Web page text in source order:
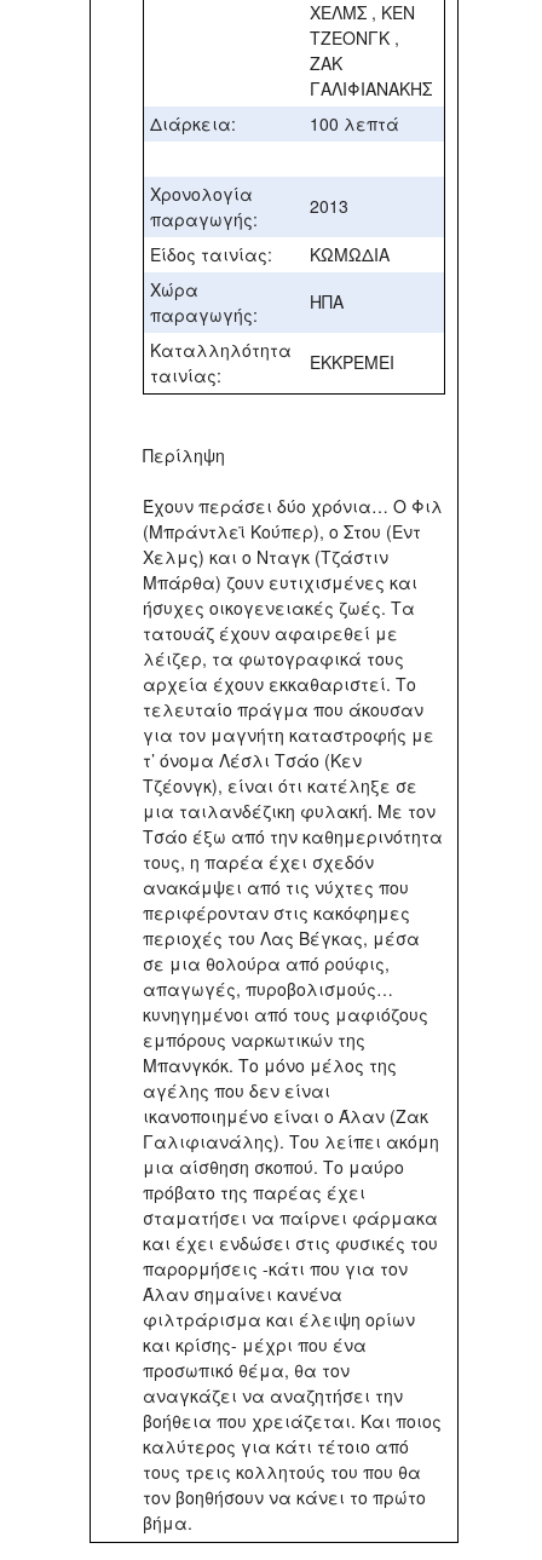
ΧΕΛΜΣ , ΚΕΝ
ΤΖΕΟΝΓΚ ,
ΖΑΚ
ΓΑΛΙΦΙΑΝΑΚΗΣ
Διάρκεια:
100 λεπτά
Χρονολογία
παραγωγής:
2013
Είδος ταινίας:
KΩΜΩΔΙΑ
Χώρα
παραγωγής:
ΗΠΑ
Καταλληλότητα
ταινίας:
ΕΚΚΡΕΜΕΙ
Περίληψη
Έχουν περάσει δύο χρόνια… Ο Φιλ
(Μπράντλεϊ Κούπερ), ο Στου (Εντ
Χελμς) και ο Νταγκ (Τζάστιν
Μπάρθα) ζουν ευτιχισμένες και
ήσυχες οικογενειακές ζωές. Τα
τατουάζ έχουν αφαιρεθεί με
λέιζερ, τα φωτογραφικά τους
αρχεία έχουν εκκαθαριστεί. Το
τελευταίο πράγμα που άκουσαν
για τον μαγνήτη καταστροφής με
τ’ όνομα Λέσλι Τσάο (Κεν
Τζέονγκ), είναι ότι κατέληξε σε
μια ταιλανδέζικη φυλακή. Με τον
Τσάο έξω από την καθημερινότητα
τους, η παρέα έχει σχεδόν
ανακάμψει από τις νύχτες που
περιφέρονταν στις κακόφημες
περιοχές του Λας Βέγκας, μέσα
σε μια θολούρα από ρούφις,
απαγωγές, πυροβολισμούς…
κυνηγημένοι από τους μαφιόζους
εμπόρους ναρκωτικών της
Μπανγκόκ. Το μόνο μέλος της
αγέλης που δεν είναι
ικανοποιημένο είναι ο Άλαν (Ζακ
Γαλιφιανάλης). Του λείπει ακόμη
μια αίσθηση σκοπού. Το μαύρο
πρόβατο της παρέας έχει
σταματήσει να παίρνει φάρμακα
και έχει ενδώσει στις φυσικές του
παρορμήσεις -κάτι που για τον
Άλαν σημαίνει κανένα
φιλτράρισμα και έλειψη ορίων
και κρίσης- μέχρι που ένα
προσωπικό θέμα, θα τον
αναγκάζει να αναζητήσει την
βοήθεια που χρειάζεται. Και ποιος
καλύτερος για κάτι τέτοιο από
τους τρεις κολλητούς του που θα
τον βοηθήσουν να κάνει το πρώτο
βήμα.